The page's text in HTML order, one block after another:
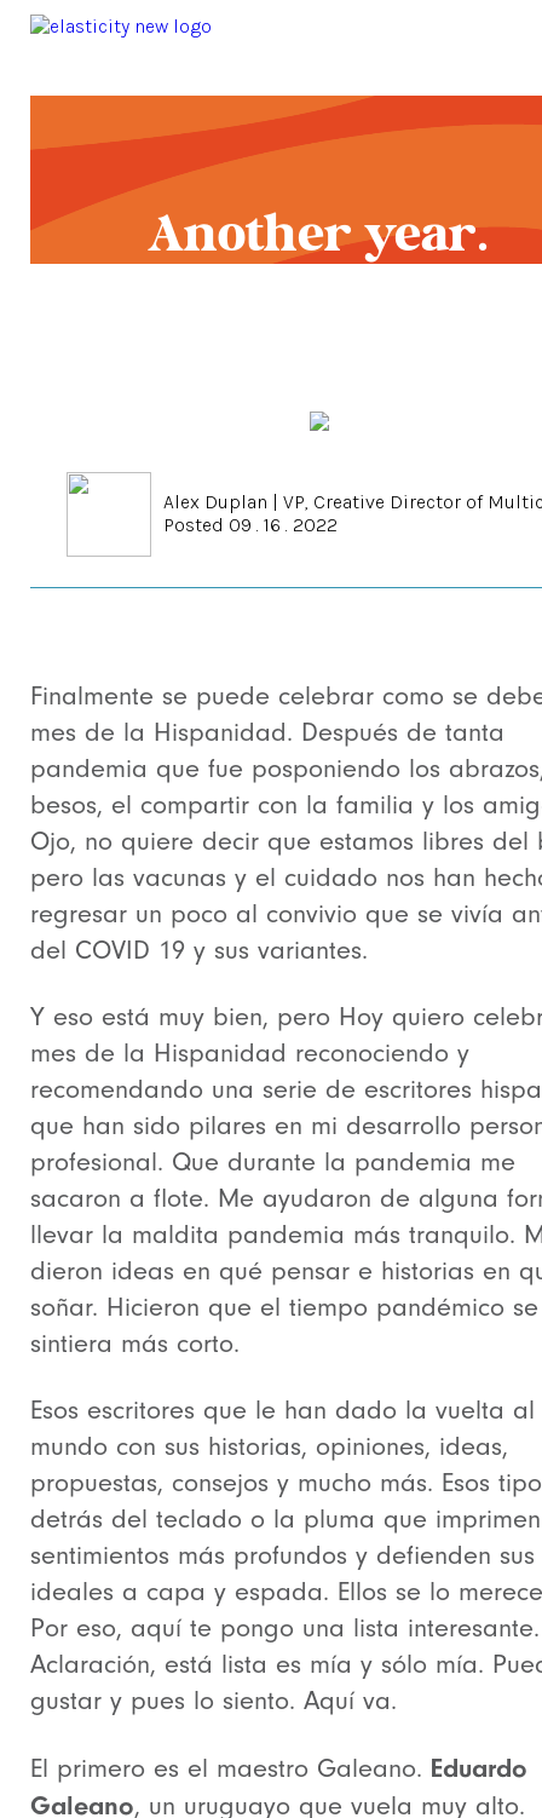
Another year.
Alex Duplan | VP, Creative Director of
Posted 09 . 16 . 2022
Finalmente se puede celebrar como se
mes de la Hispanidad. Después de tanta
pandemia que fue posponiendo los
besos, el compartir con la familia y los
Ojo, no quiere decir que estamos libres del
pero las vacunas y el cuidado nos han
regresar un poco al convivio que se vivía
del COVID 19 y sus variantes.
Y eso está muy bien, pero Hoy quiero
mes de la Hispanidad reconociendo y
recomendando una serie de escritores
que han sido pilares en mi desarrollo
profesional. Que durante la pandemia me
sacaron a flote. Me ayudaron de alguna
llevar la maldita pandemia más tranquilo.
dieron ideas en qué pensar e historias en
soñar. Hicieron que el tiempo pandémico se
sintiera más corto.
Esos escritores que le han dado la vuelta al
mundo con sus historias, opiniones, ideas,
propuestas, consejos y mucho más. Esos
detrás del teclado o la pluma que imprimen
sentimientos más profundos y defienden sus
ideales a capa y espada. Ellos se lo
Por eso, aquí te pongo una lista interesante.
Aclaración, está lista es mía y sólo mía.
gustar y pues lo siento. Aquí va.
El primero es el maestro Galeano. Eduardo
Galeano, un uruguayo que vuela muy alto.